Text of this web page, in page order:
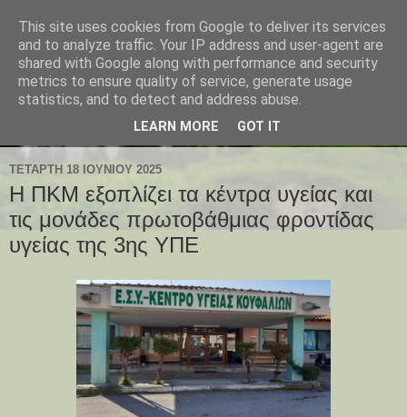
ΤΕΤΆΡΤΗ 18 ΙΟΥΝΊΟΥ 2025
Η ΠΚΜ εξοπλίζει τα κέντρα υγείας και
τις μονάδες πρωτοβάθμιας φροντίδας
υγείας της 3ης ΥΠΕ
This site uses cookies from Google to deliver its services
and to analyze traffic. Your IP address and user-agent are
shared with Google along with performance and security
metrics to ensure quality of service, generate usage
statistics, and to detect and address abuse.
LEARN MORE GOT IT